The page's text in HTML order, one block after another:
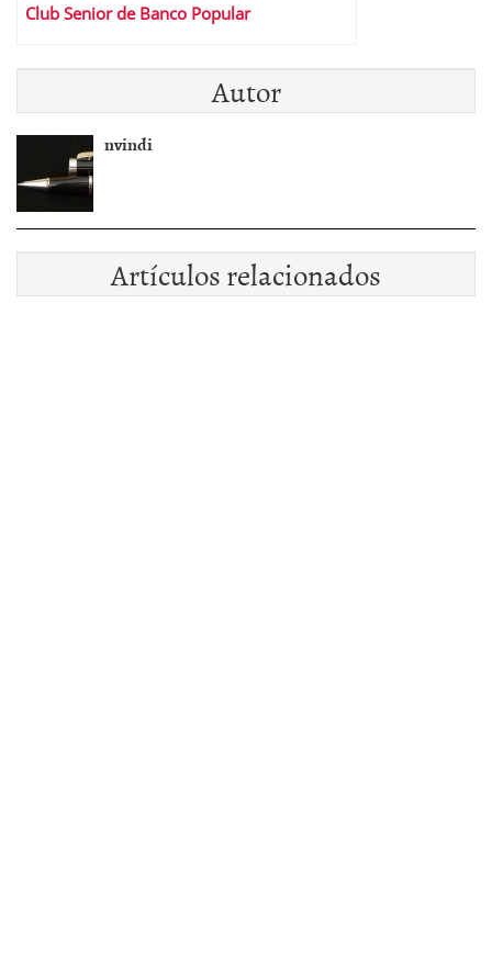
Club Senior de Banco Popular
Autor
nvindi
Artículos relacionados